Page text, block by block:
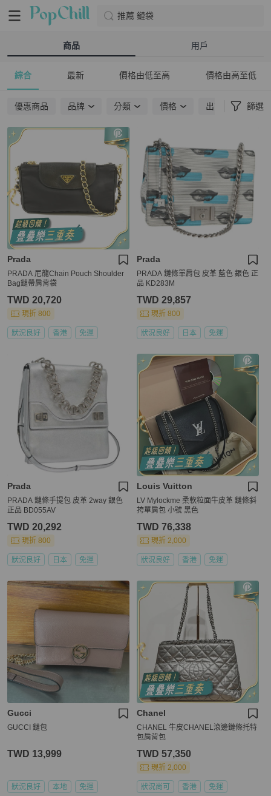
推薦 鏈袋
商品 用戶
綜合 最新 價格由低至高 價格由高至低
優惠商品 品牌 分類 價格 出貨地點 篩選
Prada
PRADA 尼龍Chain Pouch Shoulder
Bag鏈帶肩背袋
TWD 20,720
現折 800
狀況良好 香港 免運
Prada
PRADA 鏈條單肩包 皮革 藍色 銀色 正
品 KD283M
TWD 29,857
現折 800
狀況良好 日本 免運
Prada
PRADA 鏈條手提包 皮革 2way 銀色
正品 BD055AV
TWD 20,292
現折 800
狀況良好 日本 免運
Louis Vuitton
LV Mylockme 柔軟粒面牛皮革 鏈條斜
挎單肩包 小號 黑色
TWD 76,338
現折 2,000
狀況良好 香港 免運
Gucci
GUCCI 鏈包
TWD 13,999
狀況良好 本地 免運
Chanel
CHANEL 牛皮CHANEL滾邊鏈條托特
包肩背包
TWD 57,350
現折 2,000
狀況尚可 香港 免運